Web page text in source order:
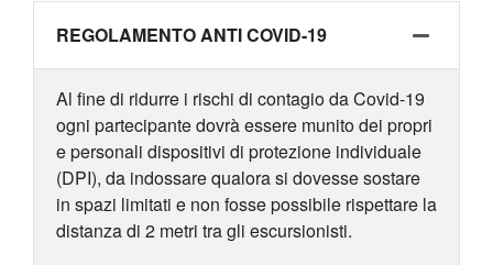
REGOLAMENTO ANTI COVID-19
Al fine di ridurre i rischi di contagio da Covid-19
ogni partecipante dovrà essere munito dei propri
e personali dispositivi di protezione individuale
(DPI), da indossare qualora si dovesse sostare
in spazi limitati e non fosse possibile rispettare la
distanza di 2 metri tra gli escursionisti.